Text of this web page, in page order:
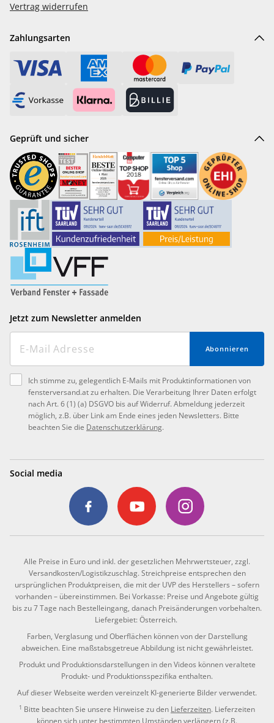
Vertrag widerrufen
Zahlungsarten
Geprüft und sicher
Jetzt zum Newsletter anmelden
Abonnieren
Ich stimme zu, gelegentlich E-Mails mit Produktinformationen von
fensterversand.at zu erhalten. Die Verarbeitung Ihrer Daten erfolgt
nach Art. 6 (1) (a) DSGVO bis auf Widerruf. Abmeldung jederzeit
möglich, z.B. über Link am Ende eines jeden Newsletters. Bitte
beachten Sie die Datenschutzerklärung.
Social media
Alle Preise in Euro und inkl. der gesetzlichen Mehrwertsteuer, zzgl.
Versandkosten/Logistikzuschlag. Streichpreise entsprechen den
ursprünglichen Produktpreisen, die mit der UVP des Herstellers – sofern
vorhanden – übereinstimmen. Bei Vorkasse: Preise und Angebote gültig
bis zu 7 Tage nach Bestelleingang, danach Preisänderungen vorbehalten.
Liefergebiet: Österreich.
Farben, Verglasung und Oberflächen können von der Darstellung
abweichen. Eine maßstabsgetreue Abbildung ist nicht gewährleistet.
Produkt und Produktionsdarstellungen in den Videos können veraltete
Produkt- und Produktionsspezifika enthalten.
Auf dieser Webseite werden vereinzelt KI-generierte Bilder verwendet.
1 Bitte beachten Sie unsere Hinweise zu den Lieferzeiten. Lieferzeiten
können sich unter bestimmten Umständen verlängern (z.B.